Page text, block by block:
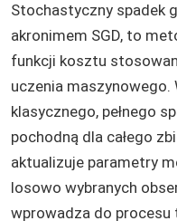
Stochastyczny spadek
akronimem SGD, to
funkcji kosztu
uczenia
klasycznego, pełnego
pochodną dla całego
aktualizuje parametry
losowo wybranych
wprowadza do procesu